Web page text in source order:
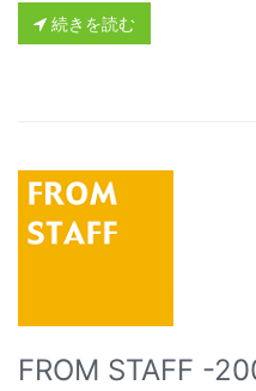
続きを読む
FROM STAFF -